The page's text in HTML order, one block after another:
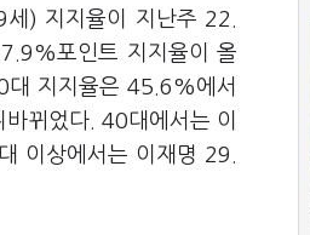
) 지지율이 지난주 22.
포인트 지지율이 올
지지율은 45.6%에서
뀌었다. 40대에서는 이
이상에서는 이재명 29.